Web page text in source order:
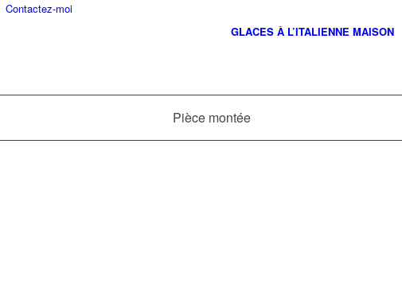
GLACES À L’ITALIENNE MAISON
Contactez-moi
Pièce montée